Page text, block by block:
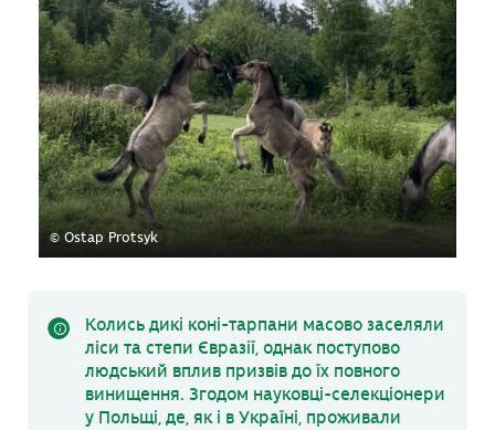
© Ostap Protsyk
Колись дикі коні-тарпани масово заселяли
ліси та степи Євразії, однак поступово
людський вплив призвів до їх повного
винищення. Згодом науковці-селекціонери
у Польщі, де, як і в Україні, проживали